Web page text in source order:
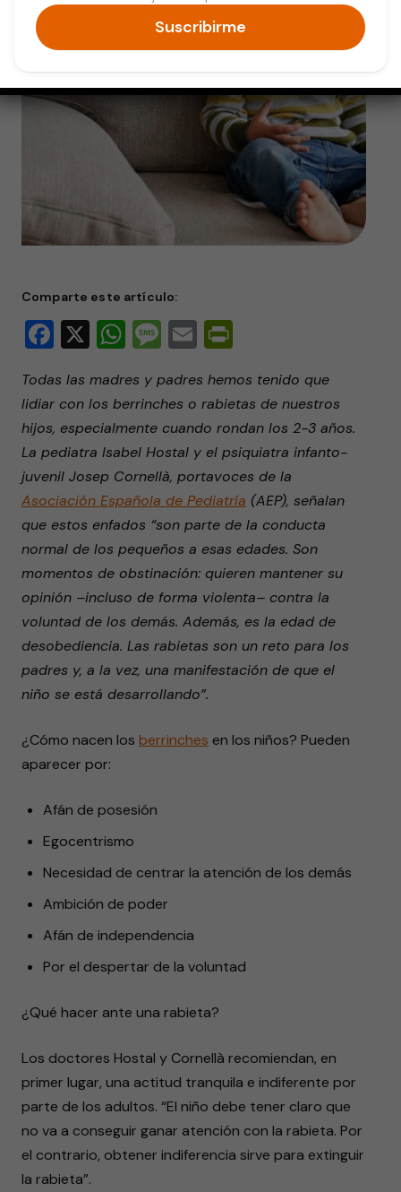
Comparte este artículo:
Facebook
X WhatsApp
Message
Email
Todas las madres y padres hemos tenido que
lidiar con los berrinches o rabietas de nuestros
hijos, especialmente cuando rondan los 2-3 años.
La pediatra Isabel Hostal y el psiquiatra infanto-
juvenil Josep Cornellà, portavoces de la
Asociación Española de Pediatría (AEP), señalan
que estos enfados “son parte de la conducta
normal de los pequeños a esas edades. Son
momentos de obstinación: quieren mantener su
opinión –incluso de forma violenta– contra la
voluntad de los demás. Además, es la edad de
desobediencia. Las rabietas son un reto para los
padres y, a la vez, una manifestación de que el
niño se está desarrollando”.
¿Cómo nacen los berrinches en los niños? Pueden
aparecer por:
Afán de posesión
Egocentrismo
Necesidad de centrar la atención de los demás
Ambición de poder
Afán de independencia
Por el despertar de la voluntad
¿Qué hacer ante una rabieta?
Los doctores Hostal y Cornellà recomiendan, en
primer lugar, una actitud tranquila e indiferente por
parte de los adultos. “El niño debe tener claro que
no va a conseguir ganar atención con la rabieta. Por
el contrario, obtener indiferencia sirve para extinguir
la rabieta”.
Suscribirme